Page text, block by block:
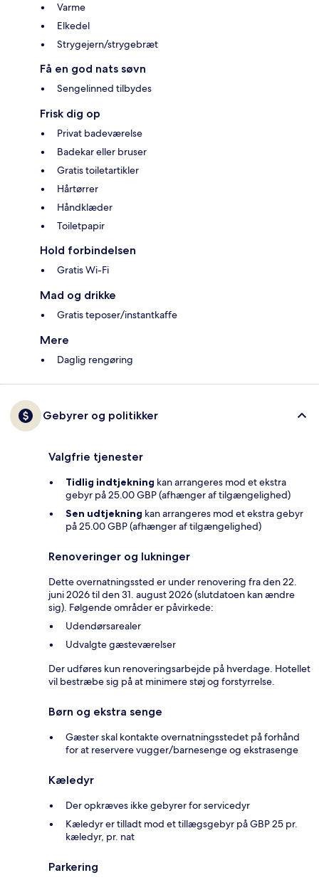
Varme
Elkedel
Strygejern/strygebræt
Få en god nats søvn
Sengelinned tilbydes
Frisk dig op
Privat badeværelse
Badekar eller bruser
Gratis toiletartikler
Hårtørrer
Håndklæder
Toiletpapir
Hold forbindelsen
Gratis Wi-Fi
Mad og drikke
Gratis teposer/instantkaffe
Mere
Daglig rengøring
Gebyrer og politikker
Valgfrie tjenester
Tidlig indtjekning kan arrangeres mod et ekstra
gebyr på 25.00 GBP (afhænger af tilgængelighed)
Sen udtjekning kan arrangeres mod et ekstra gebyr
på 25.00 GBP (afhænger af tilgængelighed)
Renoveringer og lukninger
Dette overnatningssted er under renovering fra den 22.
juni 2026 til den 31. august 2026 (slutdatoen kan ændre
sig). Følgende områder er påvirkede:
Udendørsarealer
Udvalgte gæsteværelser
Der udføres kun renoveringsarbejde på hverdage. Hotellet
vil bestræbe sig på at minimere støj og forstyrrelse.
Børn og ekstra senge
Gæster skal kontakte overnatningsstedet på forhånd
for at reservere vugger/barnesenge og ekstrasenge
Kæledyr
Der opkræves ikke gebyrer for servicedyr
Kæledyr er tilladt mod et tillægsgebyr på GBP 25 pr.
kæledyr, pr. nat
Parkering